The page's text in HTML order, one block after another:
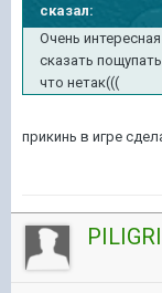
сказал:
Очень
сказать
что нетак(((
прикинь в игре